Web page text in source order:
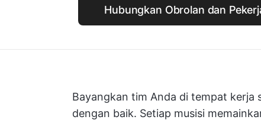
Hubungkan Obrolan dan
Bayangkan tim Anda di tempat kerja
dengan baik. Setiap musisi